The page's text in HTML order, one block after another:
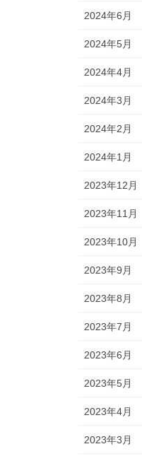
2024年6月
2024年5月
2024年4月
2024年3月
2024年2月
2024年1月
2023年12月
2023年11月
2023年10月
2023年9月
2023年8月
2023年7月
2023年6月
2023年5月
2023年4月
2023年3月